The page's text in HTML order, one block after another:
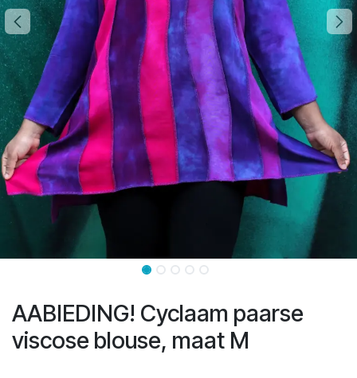
AABIEDING! Cyclaam paarse
viscose blouse, maat M